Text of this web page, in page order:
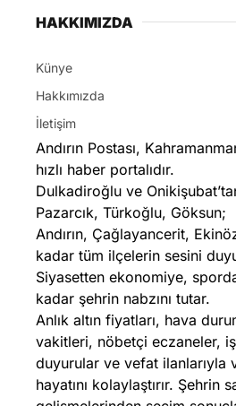
HAKKIMIZDA
Künye
Hakkımızda
İletişim
Andırın Postası,
hızlı haber portalıdır.
Dulkadiroğlu ve
Pazarcık, Türkoğlu, Göksun;
Andırın, Çağlayancerit,
kadar tüm ilçelerin sesini
Siyasetten ekonomiye,
kadar şehrin nabzını tutar.
Anlık altın fiyatları, hava
vakitleri, nöbetçi eczaneler,
duyurular ve vefat ilanlarıyla
hayatını kolaylaştırır. Şehrin